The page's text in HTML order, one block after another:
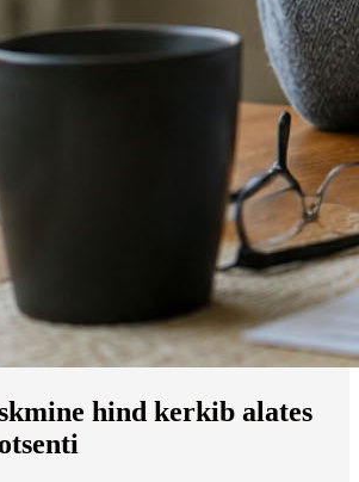
hind kerkib alates